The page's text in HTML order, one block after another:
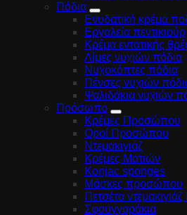
Πόδια
Ενυδατική κρέμα
Εργαλεία πεντικιούρ
Κρέμα εντατικής
Λίμες νυχιών πόδια
Νυχοκόπτες πόδια
Πένσες νυχιών
Ψαλιδάκια νυχιών
Πρόσωπο
Κρέμες Προσώπου
Οροί Προσώπου
Ντεμακιγιάζ
Κρέμες Ματιών
Konjac sponges
Μάσκες προσώπου
Πετσέτα
Σφουγγαράκια